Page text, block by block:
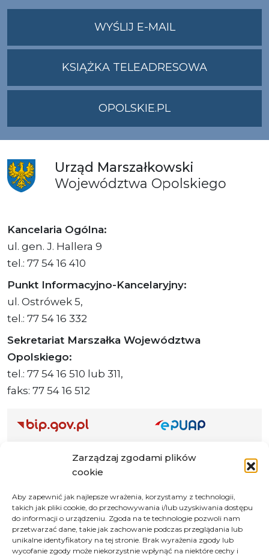
Zarządzaj zgodami plików
cookie
Aby zapewnić jak najlepsze wrażenia, korzystamy z technologii,
takich jak pliki cookie, do przechowywania i/lub uzyskiwania dostępu
do informacji o urządzeniu. Zgoda na te technologie pozwoli nam
przetwarzać dane, takie jak zachowanie podczas przeglądania lub
unikalne identyfikatory na tej stronie. Brak wyrażenia zgody lub
wycofanie zgody może niekorzystnie wpłynąć na niektóre cechy i
WYŚLIJ E-MAILNA
ADRES
KSIĄŻKA TELEADRESOWA
OPOLSKIE.PL
Urząd Marszałkowski
Województwa Opolskiego
Kancelaria Ogólna:
ul. gen. J. Hallera 9
tel.: 77 54 16 410
Punkt Informacyjno-Kancelaryjny:
ul. Ostrówek 5,
tel.: 77 54 16 332
Sekretariat Marszałka Województwa
Opolskiego:
tel.: 77 54 16 510 lub 311,
faks: 77 54 16 512
Adres do e-Doręczeń
Polityka prywatności
Klauzula informacyjna RODO